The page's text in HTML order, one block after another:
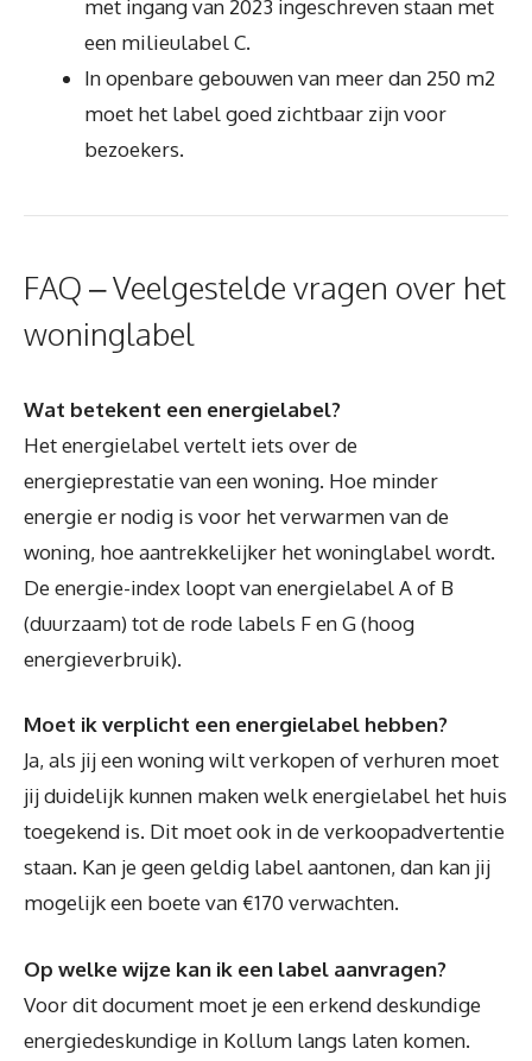
met ingang van 2023 ingeschreven staan met
een milieulabel C.
In openbare gebouwen van meer dan 250 m2
moet het label goed zichtbaar zijn voor
bezoekers.
FAQ – Veelgestelde vragen over het
woninglabel
Wat betekent een energielabel?
Het energielabel vertelt iets over de
energieprestatie van een woning. Hoe minder
energie er nodig is voor het verwarmen van de
woning, hoe aantrekkelijker het woninglabel wordt.
De energie-index loopt van energielabel A of B
(duurzaam) tot de rode labels F en G (hoog
energieverbruik).
Moet ik verplicht een energielabel hebben?
Ja, als jij een woning wilt verkopen of verhuren moet
jij duidelijk kunnen maken welk energielabel het huis
toegekend is. Dit moet ook in de verkoopadvertentie
staan. Kan je geen geldig label aantonen, dan kan jij
mogelijk een boete van €170 verwachten.
Op welke wijze kan ik een label aanvragen?
Voor dit document moet je een erkend deskundige
energiedeskundige in Kollum langs laten komen.